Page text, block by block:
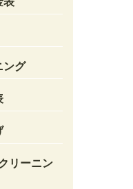
ング
リーニン